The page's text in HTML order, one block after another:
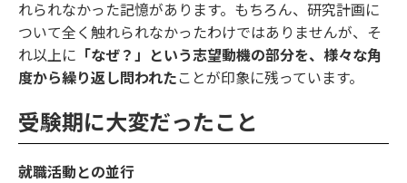
れられなかった記憶があります。もちろん、研究計画に
ついて全く触れられなかったわけではありませんが、そ
れ以上に 「なぜ？」という志望動機の部分を、様々な角
度から繰り返し問われた ことが印象に残っています。
受験期に大変だったこと
就職活動との並行